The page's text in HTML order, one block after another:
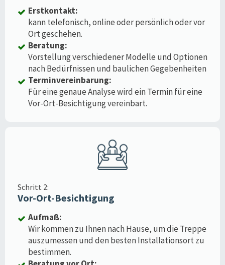
Erstkontakt:
kann telefonisch, online oder persönlich oder vor
Ort geschehen.
Beratung:
Vorstellung verschiedener Modelle und Optionen
nach Bedürfnissen und baulichen Gegebenheiten
Terminvereinbarung:
Für eine genaue Analyse wird ein Termin für eine
Vor-Ort-Besichtigung vereinbart.
Schritt 2:
Vor-Ort-Besichtigung
Aufmaß:
Wir kommen zu Ihnen nach Hause, um die Treppe
auszumessen und den besten Installationsort zu
bestimmen.